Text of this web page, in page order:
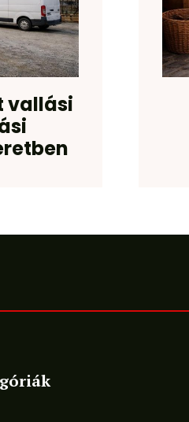
vallási